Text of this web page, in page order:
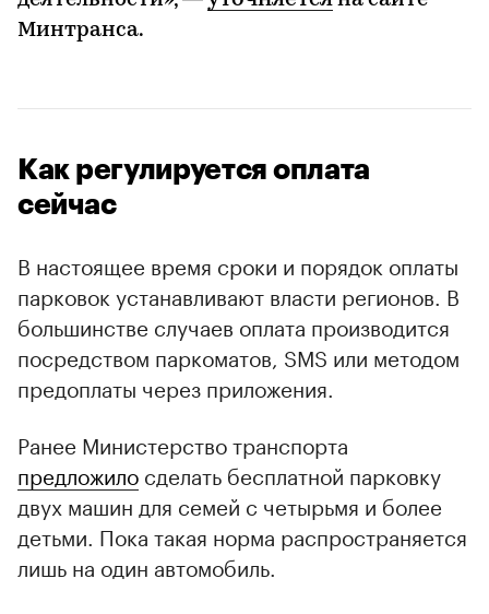
Минтранса.
Как регулируется оплата
сейчас
В настоящее время сроки и порядок оплаты
парковок устанавливают власти регионов. В
большинстве случаев оплата производится
посредством паркоматов, SMS или методом
предоплаты через приложения.
Ранее Министерство транспорта
предложило сделать бесплатной парковку
двух машин для семей с четырьмя и более
детьми. Пока такая норма распространяется
лишь на один автомобиль.